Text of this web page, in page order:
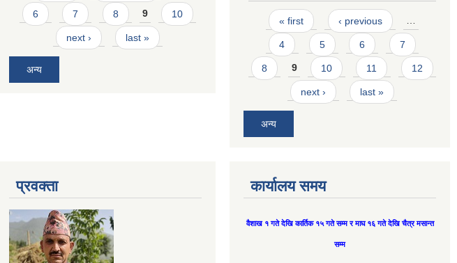
6 7 8 9 10
next › last »
अन्य
Pages
« first ‹ previous …
4 5 6 7
8 9 10 11 12
next › last »
अन्य
प्रवक्ता कार्यालय समय
वैशाख १ गते देखि कार्तिक १५ गते सम्म र माघ १६ गते देखि चैत्र मसान्त
सम्म